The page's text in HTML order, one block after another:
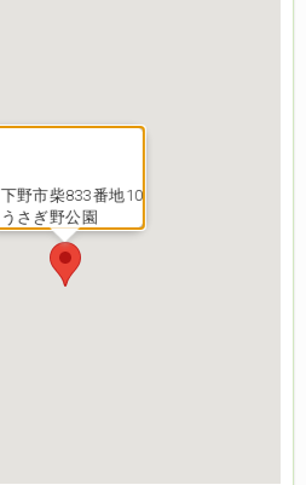
下野市柴833番地10
うさぎ野公園